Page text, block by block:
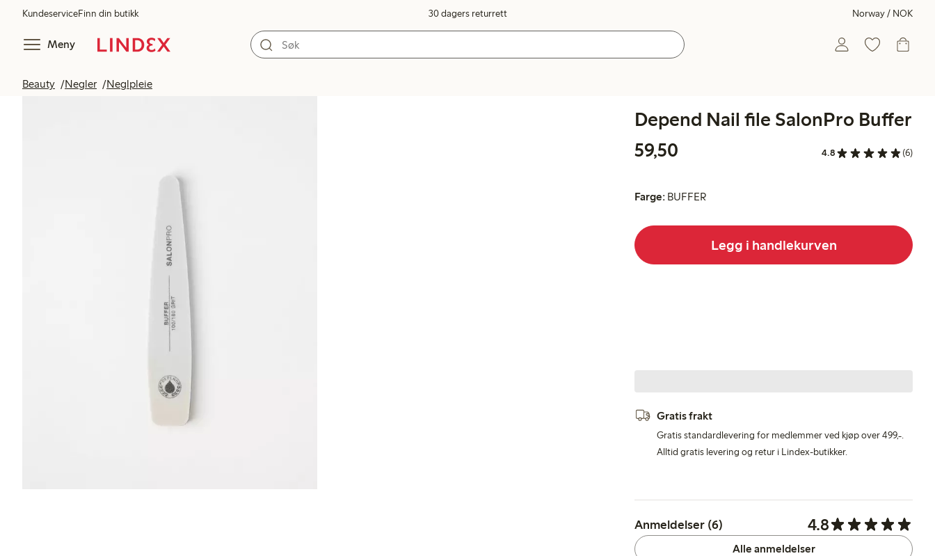
KundeserviceFinn din butikk 30 dagers returrett Norway / NOK
Meny
Beauty Negler Neglpleie
Depend Nail file SalonPro Buffer
59,50
4.8 (6)
Farge: BUFFER
Legg i handlekurven
Gratis frakt
Gratis standardlevering for medlemmer ved kjøp over 499,-.
Alltid gratis levering og retur i Lindex-butikker.
Anmeldelser (6) 4.8
Alle anmeldelser